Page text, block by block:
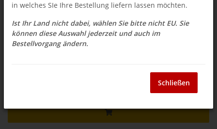
Sofort verfügbar
Lieferzeit:2 - 3 Wochen(DE - Ausland
abweichend)
Stk
in welches SIe Ihre Bestellung liefern lassen möchten.
Ist Ihr Land nicht dabei, wählen Sie bitte nicht EU. Sie
können diese Auswahl jederzeit und auch im
Bestellvorgang ändern.
Schließen